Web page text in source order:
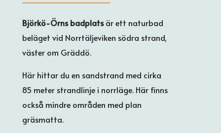
Björkö-Örns badplatsär ett naturbad
beläget vid Norrtäljeviken södra strand,
väster om Gräddö.
Här hittar du en sandstrand med cirka
85 meter strandlinje i norrläge. Här finns
också mindre områden med plan
gräsmatta.